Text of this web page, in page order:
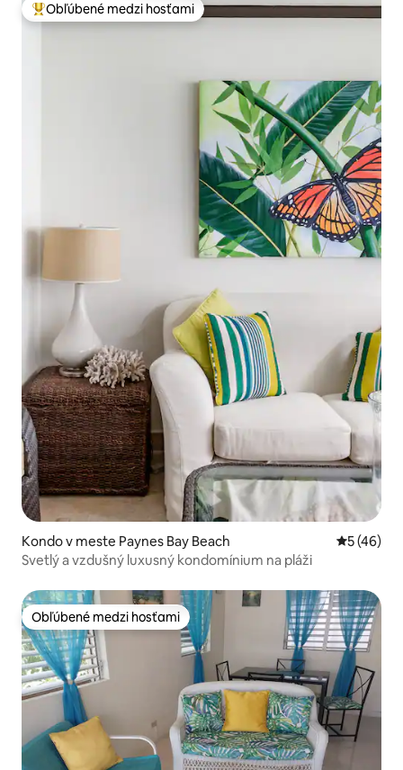
Najobľúbenejšie medzi hosťami
Obľúbené medzi hosťami
Kondo v meste Paynes Bay Beach
5 (46)
Svetlý a vzdušný luxusný kondomínium na pláži
Obľúbené medzi hosťami
Obľúbené medzi hosťami